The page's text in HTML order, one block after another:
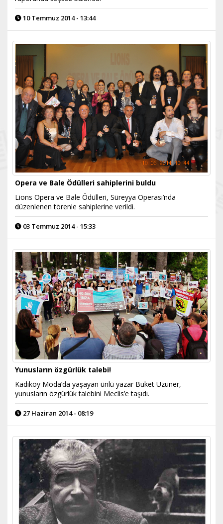
10 Temmuz 2014 - 13:44
Opera ve Bale Ödülleri sahiplerini buldu
Lions Opera ve Bale Ödülleri, Süreyya Operası’nda
düzenlenen törenle sahiplerine verildi.
03 Temmuz 2014 - 15:33
Yunusların özgürlük talebi!
Kadıköy Moda’da yaşayan ünlü yazar Buket Uzuner,
yunusların özgürlük talebini Meclis’e taşıdı.
27 Haziran 2014 - 08:19